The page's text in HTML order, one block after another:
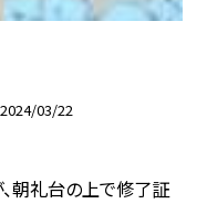
2024/03/22
朝礼台の上で修了証